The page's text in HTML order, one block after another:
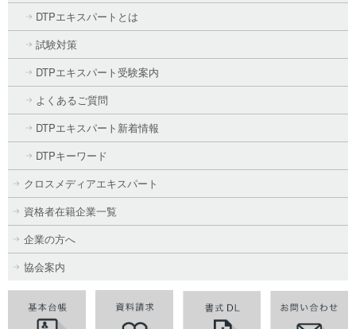
DTPエキスパートとは
試験対策
DTPエキスパート受験案内
よくあるご質問
DTPエキスパート新着情報
DTPキーワード
クロスメディアエキスパート
資格者在籍企業一覧
企業の方へ
協会案内